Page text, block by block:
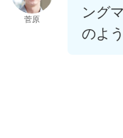
菅原
ング
のよ